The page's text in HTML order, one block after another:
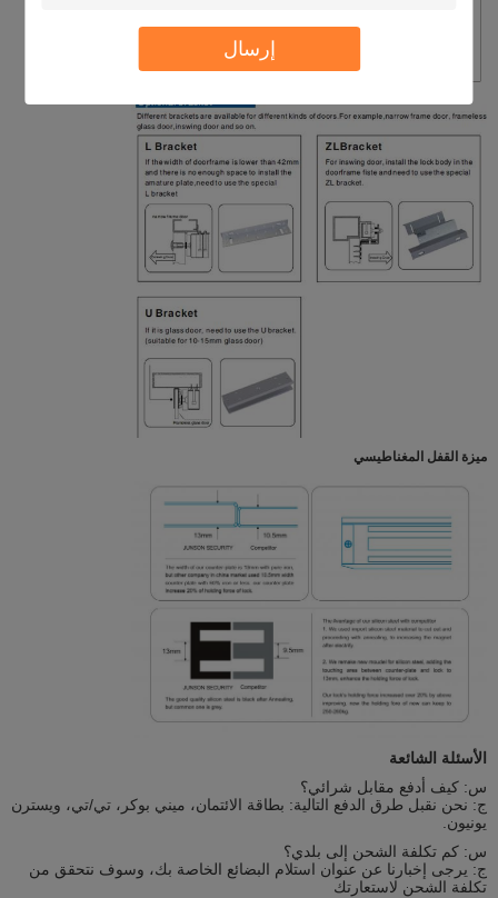
إرسال
ميزة القفل المغناطيسي
الأسئلة الشائعة
س: كيف أدفع مقابل شرائي؟
ج: نحن نقبل طرق الدفع التالية: بطاقة الائتمان، ميني بوكر، تي/تي، ويسترن
يونيون.
س: كم تكلفة الشحن إلى بلدي؟
ج: يرجى إخبارنا عن عنوان استلام البضائع الخاصة بك، وسوف نتحقق من
تكلفة الشحن لاستعارتك